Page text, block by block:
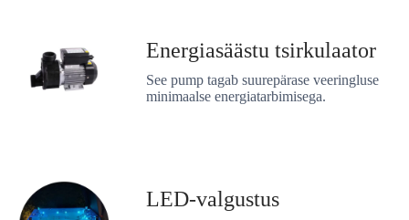
Energiasäästu tsirkulaator
See pump tagab suurepärase veeringluse
minimaalse energiatarbimisega.
LED-valgustus